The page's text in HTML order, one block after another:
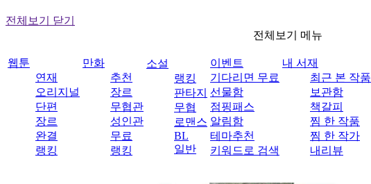
전체보기 닫기
전체보기 메뉴
웹툰
연재
오리지널
단편
장르
완결
랭킹
만화
추천
장르
무협관
성인관
무료
랭킹
소설
랭킹
판타지
무협
로맨스
BL
일반
이벤트
기다리면 무료
선물함
점핑패스
알림함
테마추천
키워드로 검색
내 서재
최근 본 작품
보관함
책갈피
찜 한 작품
찜 한 작가
내리뷰